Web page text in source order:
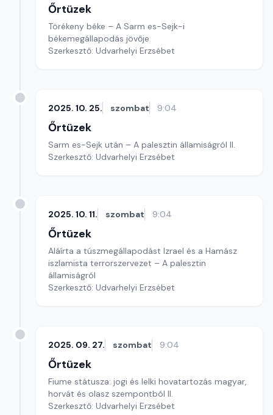
Őrtüzek
Törékeny béke – A Sarm es-Sejk-i
békemegállapodás jövője
Szerkesztő: Udvarhelyi Erzsébet
2025. 10. 25. szombat 9:04
Őrtüzek
Sarm es-Sejk után – A palesztin államiságról II.
Szerkesztő: Udvarhelyi Erzsébet
2025. 10. 11. szombat 9:04
Őrtüzek
Aláírta a túszmegállapodást Izrael és a Hamász
iszlamista terrorszervezet – A palesztin
államiságról
Szerkesztő: Udvarhelyi Erzsébet
2025. 09. 27. szombat 9:04
Őrtüzek
Fiume státusza: jogi és lelki hovatartozás magyar,
horvát és olasz szempontból II.
Szerkesztő: Udvarhelyi Erzsébet